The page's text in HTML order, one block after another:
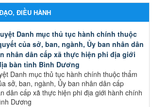
ĐIỀU HÀNH
Danh mục thủ tục hành chính thuộc
của sở, ban, ngành, Ủy ban nhân dân
nhân dân cấp xã thực hiện phi địa giới
bàn tỉnh Bình Dương
Danh mục thủ tục hành chính thuộc thẩm
sở, ban, ngành, Ủy ban nhân dân cấp
dân cấp xã thực hiện phi địa giới hành chính
Dương